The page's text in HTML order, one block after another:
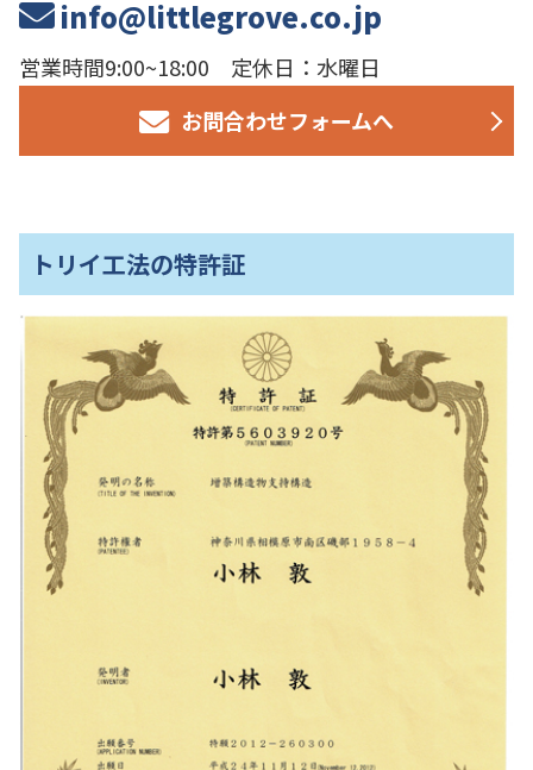
info@littlegrove.co.jp
営業時間9:00~18:00 定休日：水曜日
お問合わせフォームへ
トリイ工法の特許証